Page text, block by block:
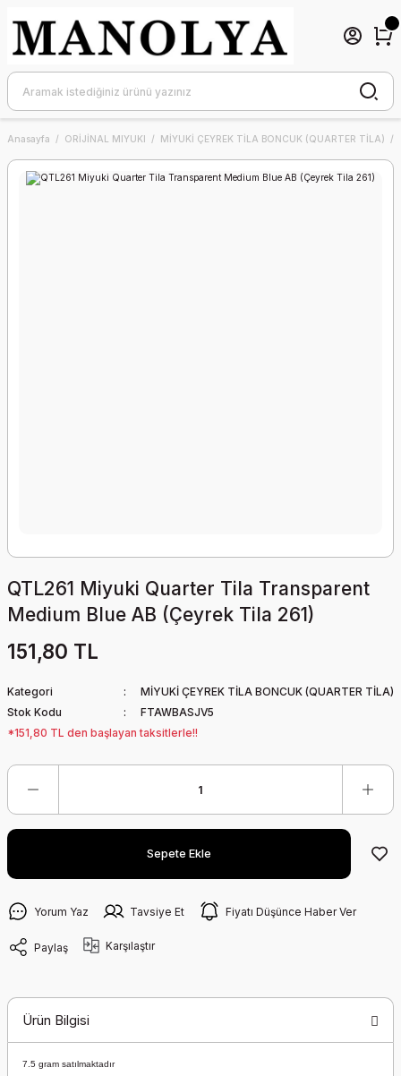
Anasayfa ORİJİNAL MIYUKI MİYUKİ ÇEYREK TİLA BONCUK (QUARTER TİLA)
QTL261 Miyuki Quarter Tila Transparent
Medium Blue AB (Çeyrek Tila 261)
151,80 TL
Kategori
MİYUKİ ÇEYREK TİLA BONCUK (QUARTER TİLA)
Stok Kodu
FTAWBASJV5
*151,80 TL den başlayan taksitlerle!!
Sepete Ekle
Yorum Yaz Tavsiye Et Fiyatı Düşünce Haber Ver
Paylaş Karşılaştır
Ürün Bilgisi
7.5 gram satılmaktadır